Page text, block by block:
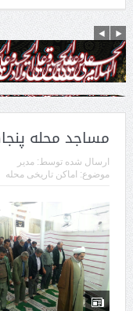
مساجد محله
ارسال شده توسط: مدیر
موضوع: اماکن تاریخی محله